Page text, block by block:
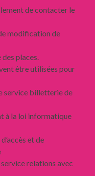
de contacter le
modification de
places.
être utilisées pour
service billetterie de
à la loi informatique
et de
relations avec